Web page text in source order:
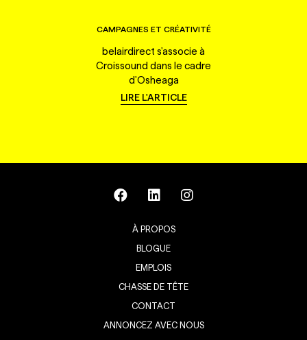
CAMPAGNES ET CRÉATIVITÉ
belairdirect s'associe à
Croissound dans le cadre
d'Osheaga
LIRE L'ARTICLE
À PROPOS
BLOGUE
EMPLOIS
CHASSE DE TÊTE
CONTACT
ANNONCEZ AVEC NOUS